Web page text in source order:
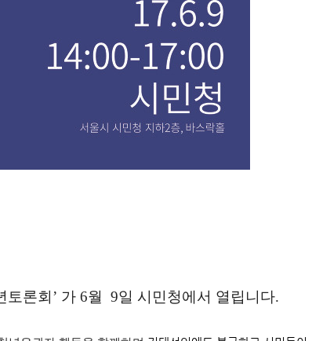
토론회’ 가 6월 9일 시민청에서 열립니다.